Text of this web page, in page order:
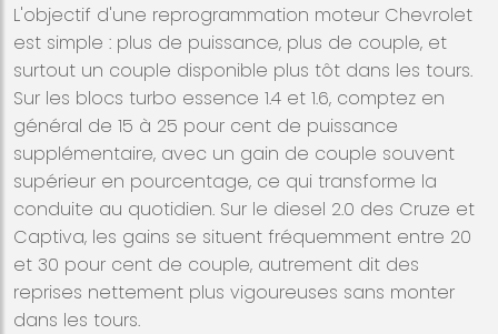
L'objectif d'une reprogrammation moteur Chevrolet
est simple : plus de puissance, plus de couple, et
surtout un couple disponible plus tôt dans les tours.
Sur les blocs turbo essence 1.4 et 1.6, comptez en
général de 15 à 25 pour cent de puissance
supplémentaire, avec un gain de couple souvent
supérieur en pourcentage, ce qui transforme la
conduite au quotidien. Sur le diesel 2.0 des Cruze et
Captiva, les gains se situent fréquemment entre 20
et 30 pour cent de couple, autrement dit des
reprises nettement plus vigoureuses sans monter
dans les tours.